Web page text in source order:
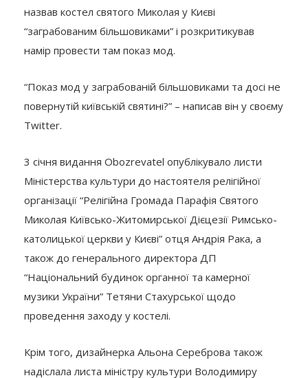
назвав костел святого Миколая у Києві
“заграбованим більшовиками” і розкритикував
намір провести там показ мод.
“Показ мод у заграбованій більшовиками та досі не
повернутій київській святині?” – написав він у своєму
Twitter.
3 січня видання Obozrevatel опублікувало листи
Міністерства культури до настоятеля релігійної
організації “Релігійна Громада Парафія Святого
Миколая Київсько-Житомирської Дієцезії Римсько-
католицької церкви у Києві” отця Андрія Рака, а
також до генерального директора ДП
“Національний будинок органної та камерної
музики України” Тетяни Стахурської щодо
проведення заходу у костелі.
Крім того, дизайнерка Альона Сереброва також
надіслала листа міністру культури Володимиру